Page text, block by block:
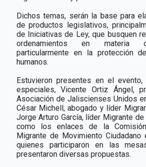
Dichos temas, serán la base para
de productos legislativos,
de Iniciativas de Ley, que busquen
ordenamientos en materia
particularmente en la protección
humanos.
Estuvieron presentes en el
especiales, Vicente Ortiz Ángel,
Asociación de Jaliscienses Unidos
César Michell, abogado y líder
Jorge Arturo García, líder Migrante
como los enlaces de la
Migrante de Movimiento Ciudadano
quienes participaron en las
presentaron diversas propuestas.